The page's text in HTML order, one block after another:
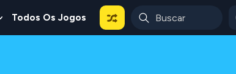
Show
Submenu
Todos Os Jogos